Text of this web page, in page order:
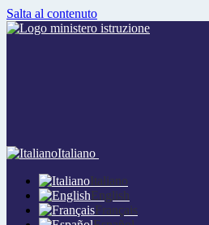
Salta al contenuto
Italiano
Italiano
English
Français